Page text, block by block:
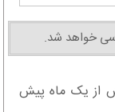
خواهد شد.
از یک ماه پیش